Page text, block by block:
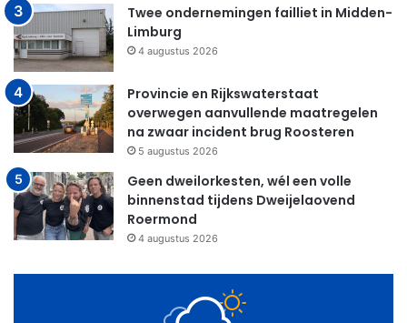
Twee ondernemingen failliet in Midden-
Limburg
4 augustus 2026
Provincie en Rijkswaterstaat
overwegen aanvullende maatregelen
na zwaar incident brug Roosteren
5 augustus 2026
Geen dweilorkesten, wél een volle
binnenstad tijdens Dweijelaovend
Roermond
4 augustus 2026